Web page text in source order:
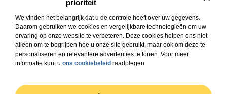
prioriteit
We vinden het belangrijk dat u de controle heeft over uw gegevens.
Daarom gebruiken we cookies en vergelijkbare technologieën om uw
ervaring op onze website te verbeteren. Deze cookies helpen ons niet
alleen om te begrijpen hoe u onze site gebruikt, maar ook om deze te
personaliseren en relevantere advertenties te tonen. Voor meer
informatie kunt u ons cookiebeleid raadplegen.